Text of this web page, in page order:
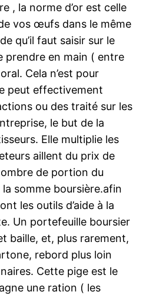
, la norme d’or est celle
vos œufs dans le même
qu’il faut saisir sur le
prendre en main ( entre
Cela n’est pour
peut effectivement
ou des traité sur les
le but de la
Elle multiplie les
aillent du prix de
de portion du
somme boursière.afin
les outils d’aide à la
Un portefeuille boursier
baille, et, plus rarement,
rebord plus loin
Cette pige est le
une ration ( les